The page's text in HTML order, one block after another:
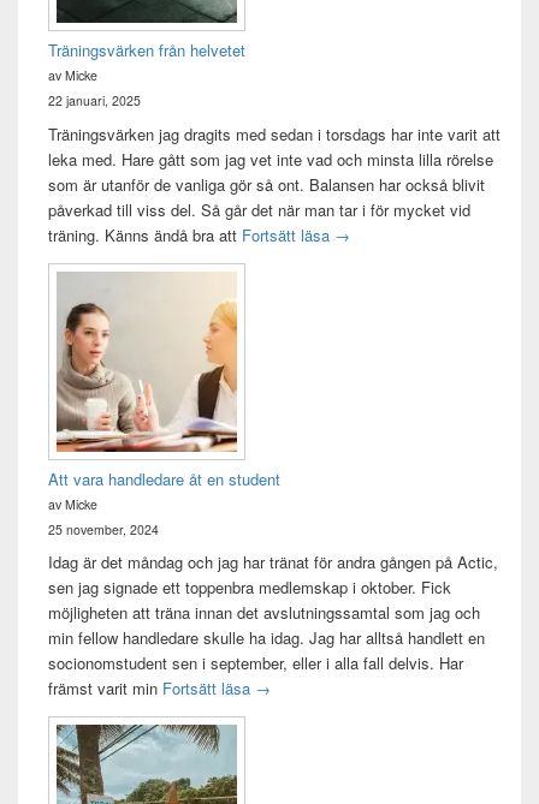
Träningsvärken från helvetet
av Micke
22 januari, 2025
Träningsvärken jag dragits med sedan i torsdags har inte varit att
leka med. Hare gått som jag vet inte vad och minsta lilla rörelse
som är utanför de vanliga gör så ont. Balansen har också blivit
påverkad till viss del. Så går det när man tar i för mycket vid
träning. Känns ändå bra att Fortsätt läsa Träningsvärken från helvetet
→
Att vara handledare åt en student
av Micke
25 november, 2024
Idag är det måndag och jag har tränat för andra gången på Actic,
sen jag signade ett toppenbra medlemskap i oktober. Fick
möjligheten att träna innan det avslutningssamtal som jag och
min fellow handledare skulle ha idag. Jag har alltså handlett en
socionomstudent sen i september, eller i alla fall delvis. Har
främst varit min Fortsätt läsa Att vara handledare åt en student
→